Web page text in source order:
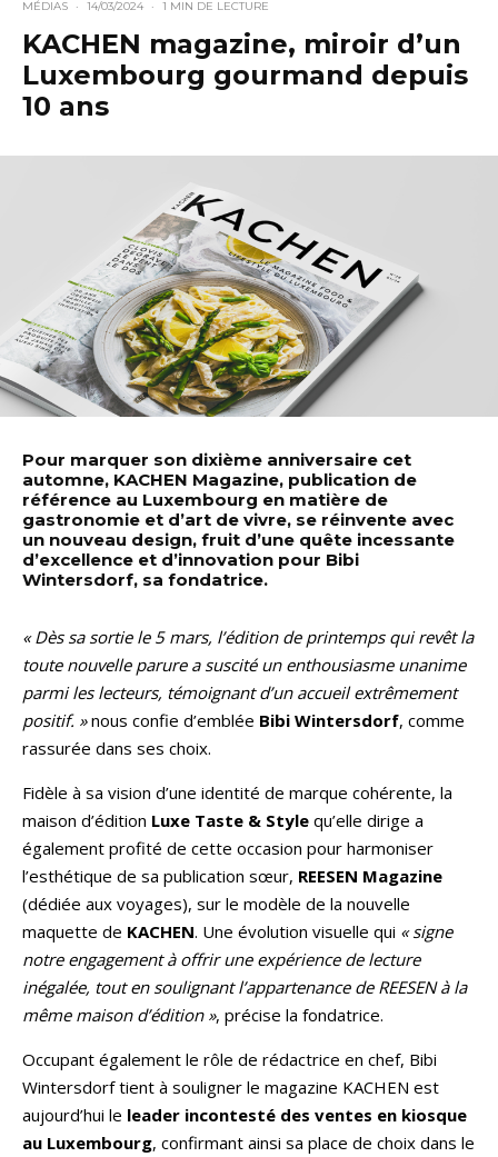
MÉDIAS · 14/03/2024 · 1 MIN DE LECTURE
KACHEN magazine, miroir d’un
Luxembourg gourmand depuis
10 ans
Pour marquer son dixième anniversaire cet
automne, KACHEN Magazine, publication de
référence au Luxembourg en matière de
gastronomie et d’art de vivre, se réinvente avec
un nouveau design, fruit d’une quête incessante
d’excellence et d’innovation pour Bibi
Wintersdorf, sa fondatrice.
« Dès sa sortie le 5 mars, l’édition de printemps qui revêt la
toute nouvelle parure a suscité un enthousiasme unanime
parmi les lecteurs, témoignant d’un accueil extrêmement
positif. »nous confie d’emblée Bibi Wintersdorf, comme
rassurée dans ses choix.
Fidèle à sa vision d’une identité de marque cohérente, la
maison d’édition Luxe Taste & Style qu’elle dirige a
également profité de cette occasion pour harmoniser
l’esthétique de sa publication sœur, REESEN Magazine
(dédiée aux voyages), sur le modèle de la nouvelle
maquette de KACHEN. Une évolution visuelle qui « signe
notre engagement à offrir une expérience de lecture
inégalée, tout en soulignant l’appartenance de REESEN à la
même maison d’édition », précise la fondatrice.
Occupant également le rôle de rédactrice en chef, Bibi
Wintersdorf tient à souligner le magazine KACHEN est
aujourd’hui le leader incontesté des ventes en kiosque
au Luxembourg, confirmant ainsi sa place de choix dans le